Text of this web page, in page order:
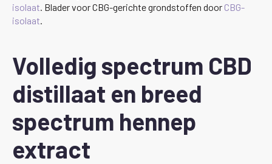
isolaat . Blader voor CBG-gerichte grondstoffen door CBG-
isolaat
Volledig spectrum CBD
distillaat en breed
spectrum hennep
extract